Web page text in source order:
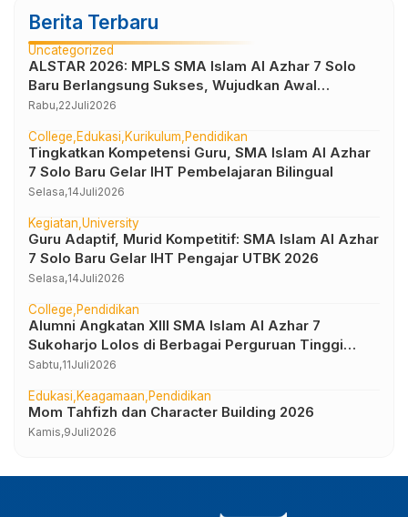
Berita Terbaru
Uncategorized
ALSTAR 2026: MPLS SMA Islam Al Azhar 7 Solo
Baru Berlangsung Sukses, Wujudkan Awal
Perjalanan Peserta Didik yang Berkarakter
Rabu,22Juli2026
College Edukasi Kurikulum Pendidikan
Tingkatkan Kompetensi Guru, SMA Islam Al Azhar
7 Solo Baru Gelar IHT Pembelajaran Bilingual
Selasa,14Juli2026
Kegiatan University
Guru Adaptif, Murid Kompetitif: SMA Islam Al Azhar
7 Solo Baru Gelar IHT Pengajar UTBK 2026
Selasa,14Juli2026
College Pendidikan
Alumni Angkatan XIII SMA Islam Al Azhar 7
Sukoharjo Lolos di Berbagai Perguruan Tinggi
Negeri dan Luar Negeri
Sabtu,11Juli2026
Edukasi Keagamaan Pendidikan
Mom Tahfizh dan Character Building 2026
Kamis,9Juli2026